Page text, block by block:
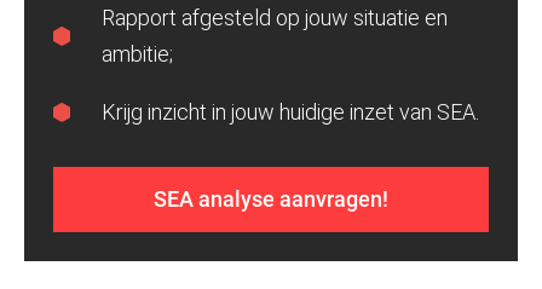
Rapport afgesteld op jouw situatie en
ambitie;
Krijg inzicht in jouw huidige inzet van SEA.
SEA analyse aanvragen!